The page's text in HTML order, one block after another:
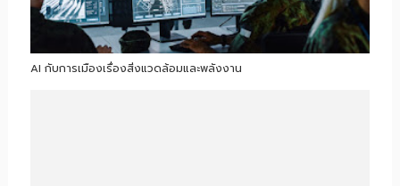
AI กับการเมืองเรื่องสิ่งแวดล้อมและพลังงาน